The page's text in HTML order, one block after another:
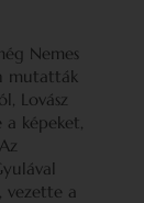
Nemes
mutatták
Lovász
a képeket,
vezette a